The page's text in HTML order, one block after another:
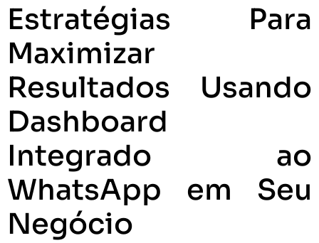
Estratégias Para
Maximizar
Resultados Usando
Dashboard
Integrado ao
WhatsApp em Seu
Negócio